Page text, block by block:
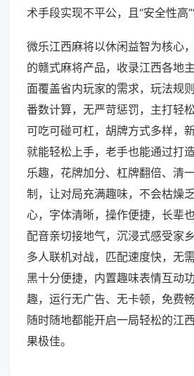
术手段实现不平公，且“安全性高
微乐江西麻将以休闲益智为核心
的赣式麻将产品，收录江西各地
面覆盖省内玩家的需求，玩法规
番数计算，无严苛惩罚，主打轻
可吃可碰可杠，胡牌方式多样，
就能轻松上手，老手也能通过打
乐趣，花牌加分、杠牌翻倍、清
制，让对局充满趣味，不会枯燥
心，字体清晰，操作便捷，长辈
配音亲切接地气，沉浸式感受家
多人联机对战，匹配速度快，无
黑十分便捷，内置趣味表情互动
趣，运行无广告、无卡顿，免费
随时随地都能开启一局轻松的江
果极佳。